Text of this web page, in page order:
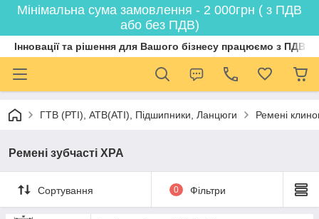
Мінімальна сума замовлення - 2 000грн ( з ПДВ
або без ПДВ)
Інновації та рішення для Вашого бізнесу працюємо з ПДВ
ГТВ (РТI), АТВ(АТI), Пiдшипники, Ланцюги Ремені
Ремені зубчасті ХРА
Сортування 0 Фільтри